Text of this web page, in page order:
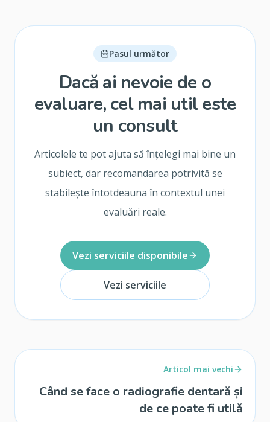
Pasul următor
Dacă ai nevoie de o
evaluare, cel mai util este
un consult
Articolele te pot ajuta să înțelegi mai bine un
subiect, dar recomandarea potrivită se
stabilește întotdeauna în contextul unei
evaluări reale.
Vezi serviciile disponibile
Vezi serviciile
Articol mai vechi
Când se face o radiografie dentară și
de ce poate fi utilă